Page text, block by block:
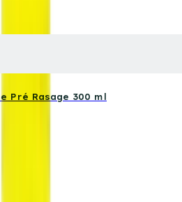
Pré Rasage 300 ml